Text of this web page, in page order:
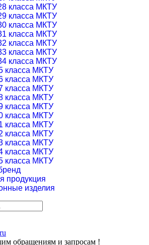
класса МКТУ
класса МКТУ
класса МКТУ
класса МКТУ
класса МКТУ
класса МКТУ
класса МКТУ
класса МКТУ
класса МКТУ
класса МКТУ
класса МКТУ
класса МКТУ
класса МКТУ
класса МКТУ
класса МКТУ
класса МКТУ
класса МКТУ
класса МКТУ
продукция
изделия
обращениям и запросам !